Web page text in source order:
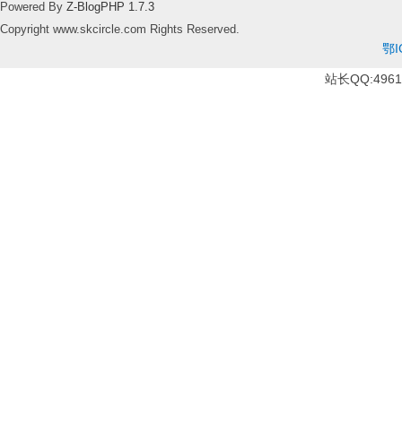
Powered By Z-BlogPHP 1.7.3
Copyright www.skcircle.com Rights Reserved.
鄂
站长